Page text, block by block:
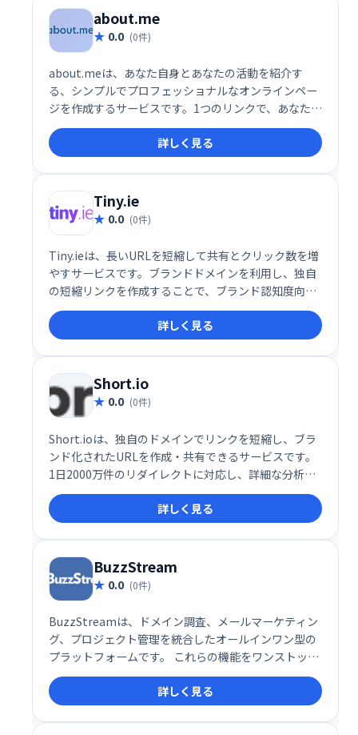
about.me
0.0 (0件)
about.meは、あなた自身とあなたの活動を紹介す
る、シンプルでプロフェッショナルなオンラインペー
ジを作成するサービスです。1つのリンクで、あなたの
情報を効果的に発信し、クライアント獲得や視聴者拡
大を支援します。カスタムドメインの追加や、行動喚
起ボタンの設定も可能です。 メール署名への追加も容
易で、オンライン・オフラインを問わず活用できま
す。
詳しく見る
Tiny.ie
0.0 (0件)
Tiny.ieは、長いURLを短縮して共有とクリック数を増
やすサービスです。ブランドドメインを利用し、独自
の短縮リンクを作成することで、ブランド認知度向上
とクリック率アップを実現します。コンバージョント
ラッキングやA/Bテスト機能も搭載し、データに基づ
いた効果的なマーケティング戦略をサポート。カスタ
マイズ可能な短縮URLで、視覚的に魅力的で覚えやす
いリンクを作成できます。リアルタイムでデータ分析
も可能です。
詳しく見る
Short.io
0.0 (0件)
Short.ioは、独自のドメインでリンクを短縮し、ブラ
ンド化されたURLを作成・共有できるサービスです。
1日2000万件のリダイレクトに対応し、詳細な分析機
能でリンクの成功をトラッキングできます。無料API
も提供し、既存アプリへの機能追加や新規アプリ開発
も可能です。複数のブランドドメインも一元管理で
き、ブランド認知度向上に貢献します。
詳しく見る
BuzzStream
0.0 (0件)
BuzzStreamは、ドメイン調査、メールマーケティン
グ、プロジェクト管理を統合したオールインワン型の
プラットフォームです。 これらの機能をワンストップ
で利用でき、効率的なアウトリーチ活動を実現しま
す。 効果的なコンテンツマーケティング戦略を構築
し、成果を最大化したい企業におすすめです。
詳しく見る